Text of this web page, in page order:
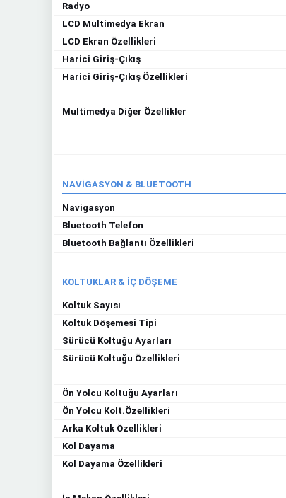
Radyo
LCD Multimedya Ekran
LCD Ekran Özellikleri
Harici Giriş-Çıkış
Harici Giriş-Çıkış Özellikleri
Multimedya Diğer Özellikler
NAVİGASYON & BLUETOOTH
Navigasyon
Bluetooth Telefon
Bluetooth Bağlantı Özellikleri
KOLTUKLAR & İÇ DÖŞEME
Koltuk Sayısı
Koltuk Döşemesi Tipi
Sürücü Koltuğu Ayarları
Sürücü Koltuğu Özellikleri
Ön Yolcu Koltuğu Ayarları
Ön Yolcu Kolt.Özellikleri
Arka Koltuk Özellikleri
Kol Dayama
Kol Dayama Özellikleri